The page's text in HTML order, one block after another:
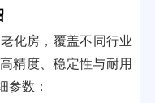
化房，覆盖不同行业
精度、稳定性与耐用
参数：